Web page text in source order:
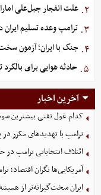
۲. علت انفجار جبل‌علی
۳. ترامپ وعده تسلیم
۴. جنگ با ایران؛ آزمون
۵. حادثه هوایی برای
آخرین اخبار
کدام غول نفتی بیشترین
ترامپ با تهدیدهای مکرر
ائتلاف انتخاباتی ترامپ
آمریکایی‌ها نگران
ایران سخت‌گیرانه‌تر از